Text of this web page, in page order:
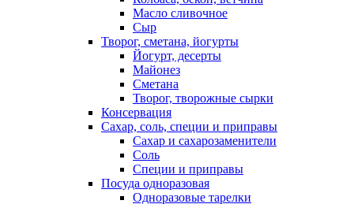
Масло сливочное
Сыр
Творог, сметана, йогурты
Йогурт, десерты
Майонез
Сметана
Творог, творожные сырки
Консервация
Сахар, соль, специи и приправы
Сахар и сахарозаменители
Соль
Специи и приправы
Посуда одноразовая
Одноразовые тарелки